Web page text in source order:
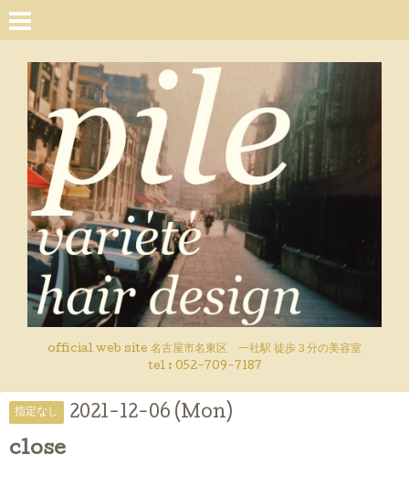
official web site 名古屋市名東区 一社駅 徒歩３分の美容室
tel : 052-709-7187
指定なし 2021-12-06 (Mon)
close